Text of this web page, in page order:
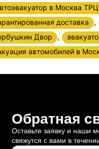
в Москва
доставка ,
Двор ,
автомобилей в
Обратная
Оставьте заявку и наши
свяжутся с вами в